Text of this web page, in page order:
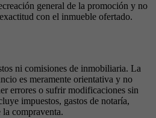
general de la promoción y no
con el inmueble ofertado.
ni comisiones de inmobiliaria. La
es meramente orientativa y no
errores o sufrir modificaciones sin
impuestos, gastos de notaría,
compraventa.